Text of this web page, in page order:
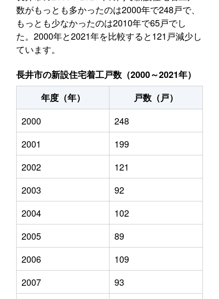
数がもっとも多かったのは2000年で248戸で、
もっとも少なかったのは2010年で65戸でし
た。2000年と2021年を比較すると121戸減少し
ています。
長井市の新設住宅着工戸数（2000～2021年）
年度（年）
戸数（戸）
2000
248
2001
199
2002
121
2003
92
2004
102
2005
89
2006
109
2007
93